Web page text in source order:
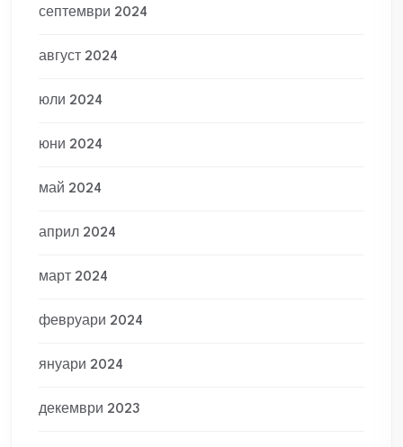
септември 2024
август 2024
юли 2024
юни 2024
май 2024
април 2024
март 2024
февруари 2024
януари 2024
декември 2023